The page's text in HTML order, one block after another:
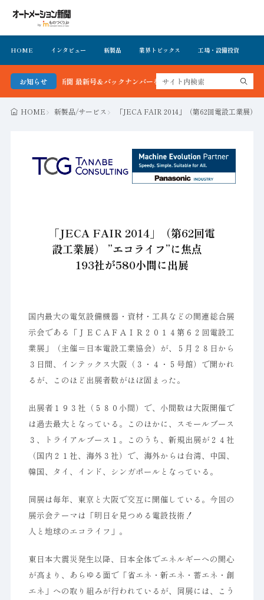
HOME インタビュー 新製品 業界トピックス 工場・設備投資
お知らせ
ション新聞 最新号＆バックナンバーを無料で公開中 詳細はこちら
HOME 新製品/サービス 「JECA FAIR 2014」（第62回電設工業展
「JECA FAIR 2014」（第62回電
設工業展） ”エコライフ”に焦点
193社が580小間に出展
国内最大の電気設備機器・資材・工具などの関連総合展
示会である「ＪＥＣＡＦＡＩＲ２０１４第６２回電設工
業展」（主催＝日本電設工業協会）が、５月２８日から
３日間、インテックス大阪（３・４・５号館）で開かれ
るが、このほど出展者数がほぼ固まった。
出展者１９３社（５８０小間）で、小間数は大阪開催で
は過去最大となっている。このほかに、スモールブース
３、トライアルブース１。このうち、新規出展が２４社
（国内２１社、海外３社）で、海外からは台湾、中国、
韓国、タイ、インド、シンガポールとなっている。
同展は毎年、東京と大阪で交互に開催している。今回の
展示会テーマは「明日を見つめる電設技術！
人と地球のエコライフ」。
東日本大震災発生以降、日本全体でエネルギーへの関心
が高まり、あらゆる面で「省エネ・新エネ・蓄エネ・創
エネ」への取り組みが行われているが、同展には、こう